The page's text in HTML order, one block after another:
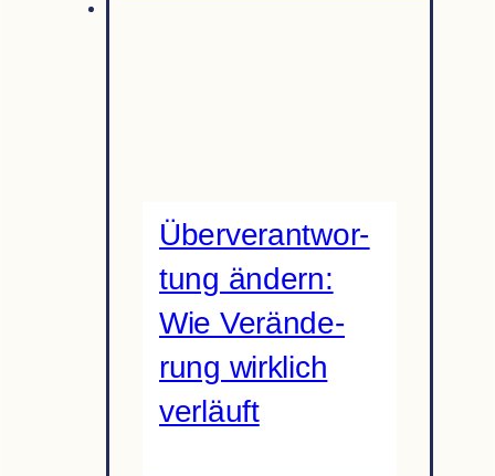
gu­
tion
ist
dein Hebel
Über­ver­ant­wor­
tung ändern:
Wie Ver­än­de­
rung wirk­lich
verläuft